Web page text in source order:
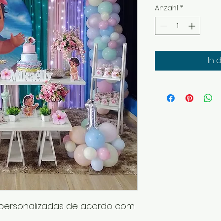
de acordo com
Anzahl *
In